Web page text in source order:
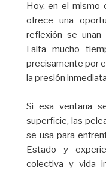
Hoy, en el mismo
ofrece una
reflexión se unan
Falta mucho
precisamente por
la presión
Si esa ventana
superficie, las
se usa para
Estado y
colectiva y vida